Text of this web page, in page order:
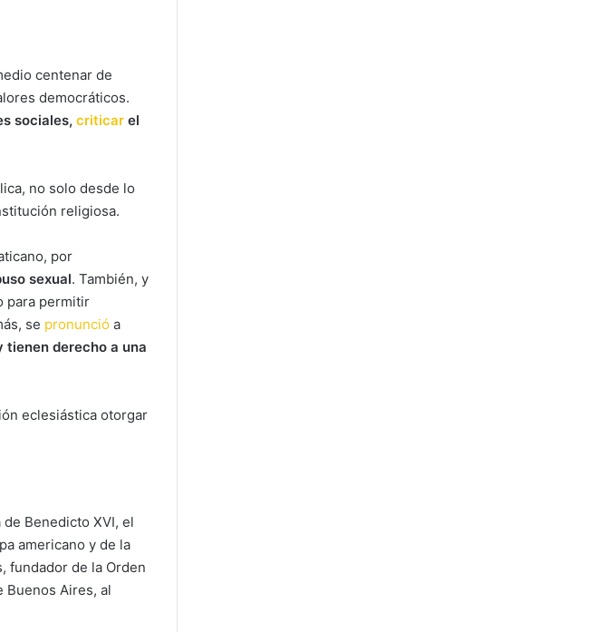
centenar de
democráticos.
sociales, criticar el
no solo desde lo
religiosa.
por
sexual. También, y
para permitir
se pronunció a
tienen derecho a una
eclesiástica otorgar
Benedicto XVI, el
americano y de la
fundador de la Orden
Buenos Aires, al